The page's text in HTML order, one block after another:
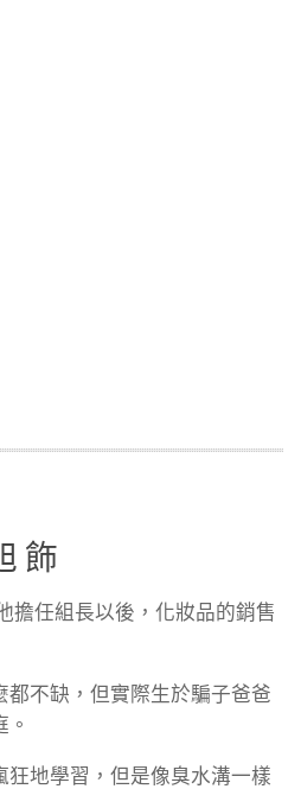
飾
擔任組長以後，化妝品的銷售
都不缺，但實際生於騙子爸爸
地學習，但是像臭水溝一樣